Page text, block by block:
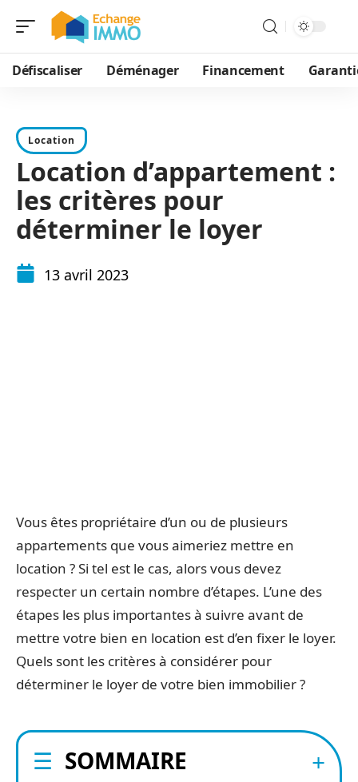
Défiscaliser Déménager Financement
Location
Location d’appartement :
les critères pour
déterminer le loyer
13 avril 2023
Vous êtes propriétaire d’un ou de plusieurs
appartements que vous aimeriez mettre en
location ? Si tel est le cas, alors vous devez
respecter un certain nombre d’étapes. L’une des
étapes les plus importantes à suivre avant de
mettre votre bien en location est d’en fixer le loyer.
Quels sont les critères à considérer pour
déterminer le loyer de votre bien immobilier ?
SOMMAIRE